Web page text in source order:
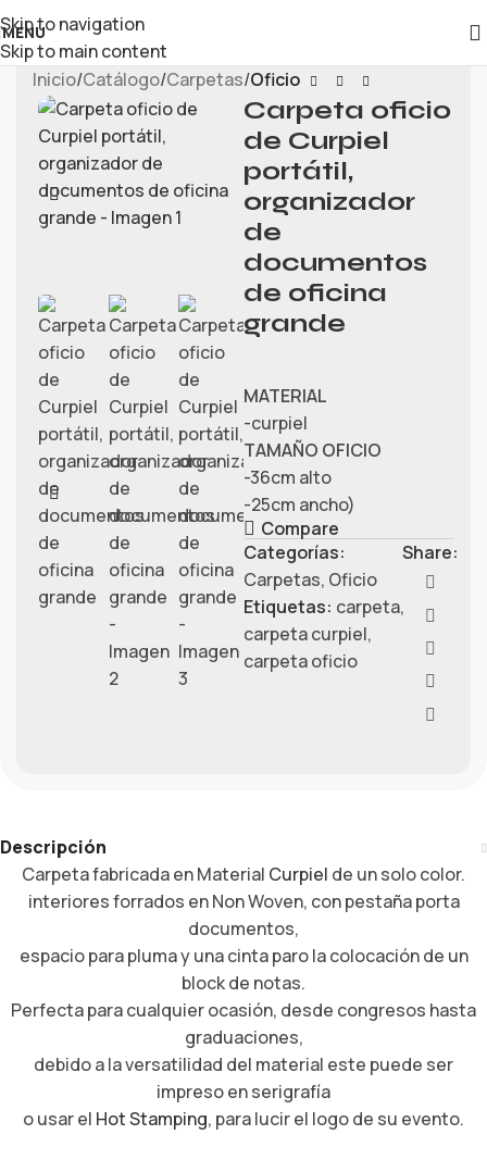
Skip to navigation
Skip to main content
MENU
Inicio Catálogo Carpetas Oficio
Carpeta oficio
de Curpiel
portátil,
organizador
de
documentos
de oficina
grande
MATERIAL
-curpiel
TAMAÑO OFICIO
-36cm alto
-25cm ancho)
Compare
Categorías:
Carpetas, Oficio
Etiquetas: carpeta,
carpeta curpiel,
carpeta oficio
Share:
Descripción
Carpeta fabricada en Material Curpiel de un solo color.
interiores forrados en Non Woven, con pestaña porta
documentos,
espacio para pluma y una cinta paro la colocación de un
block de notas.
Perfecta para cualquier ocasión, desde congresos hasta
graduaciones,
debido a la versatilidad del material este puede ser
impreso en serigrafía
o usar el Hot Stamping, para lucir el logo de su evento.